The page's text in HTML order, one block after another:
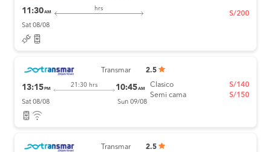
11:30AM
hrs
Sat 08/08
S/200
Transmar 2.5
13:15 PM
21:30 hrs 10:45AM
Sat 08/08 Sun 09/08
Clasico
Semi cama
S/140
S/150
Transmar 2.5